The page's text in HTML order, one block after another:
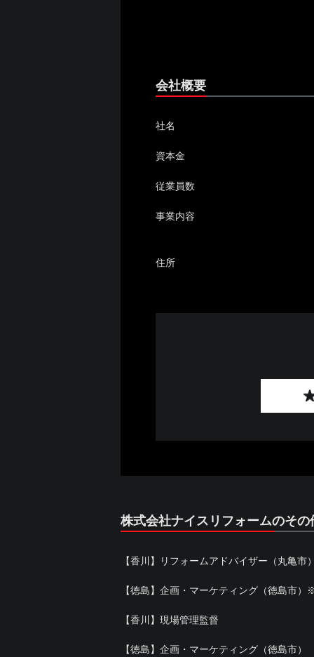
会社概要
社名
資本金
従業員数
事業内容
住所
株式会社ナイスリフォームのその
【香川】リフォームアドバイザー（丸亀市
【徳島】企画・マーケティング（徳島市
【香川】現場管理監督
【徳島】企画・マーケティング（徳島市）